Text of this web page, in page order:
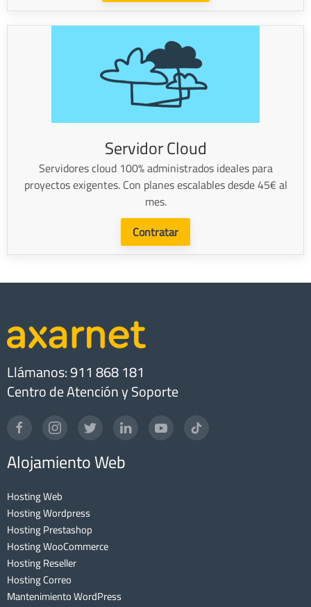
Servidor Cloud
Servidores cloud 100% administrados ideales para
proyectos exigentes. Con planes escalables desde 45€ al
mes.
Contratar
Llámanos: 911 868 181
Centro de Atención y Soporte
Alojamiento Web
Hosting Web
Hosting Wordpress
Hosting Prestashop
Hosting WooCommerce
Hosting Reseller
Hosting Correo
Mantenimiento WordPress